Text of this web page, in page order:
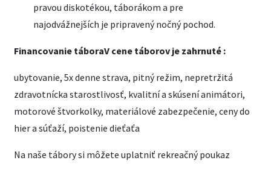
pravou diskotékou, táborákom a pre
najodvážnejších je pripravený nočný pochod.
Financovanie táboraV cene táborov je zahrnuté :
ubytovanie, 5x denne strava, pitný režim, nepretržitá
zdravotnícka starostlivosť, kvalitní a skúsení animátori,
motorové štvorkolky, materiálové zabezpečenie, ceny do
hier a súťaží, poistenie dieťaťa
Na naše tábory si môžete uplatniť rekreačný poukaz